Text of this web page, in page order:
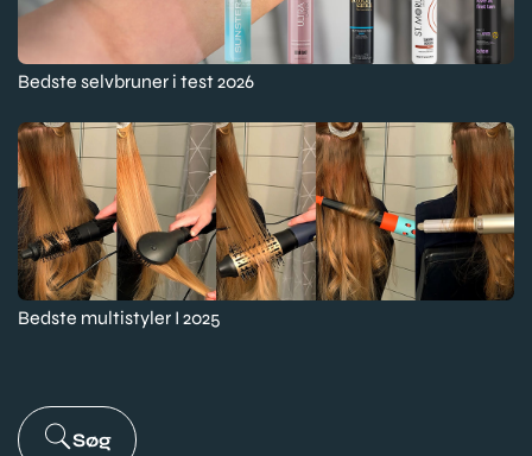
Bedste selvbruner i test 2026
Bedste multistyler I 2025
Søg